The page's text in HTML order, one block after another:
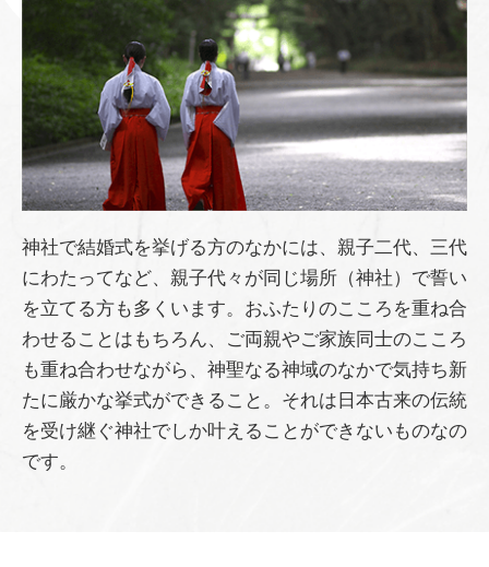
神社で結婚式を挙げる方のなかには、親子二代、三代
にわたってなど、親子代々が同じ場所（神社）で誓い
を立てる方も多くいます。おふたりのこころを重ね合
わせることはもちろん、ご両親やご家族同士のこころ
も重ね合わせながら、神聖なる神域のなかで気持ち新
たに厳かな挙式ができること。それは日本古来の伝統
を受け継ぐ神社でしか叶えることができないものなの
です。